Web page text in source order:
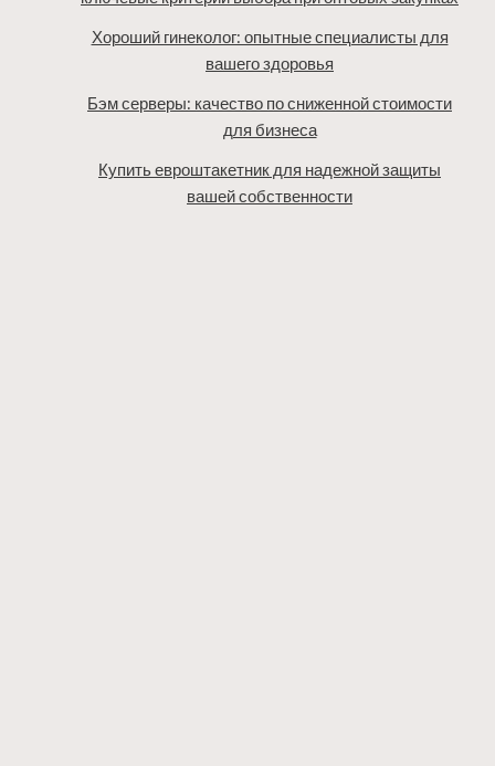
Хороший гинеколог: опытные специалисты для
вашего здоровья
Бэм серверы: качество по сниженной стоимости
для бизнеса
Купить евроштакетник для надежной защиты
вашей собственности